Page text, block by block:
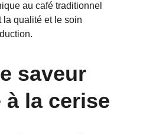
au café traditionnel
la qualité et le soin
saveur
à la cerise